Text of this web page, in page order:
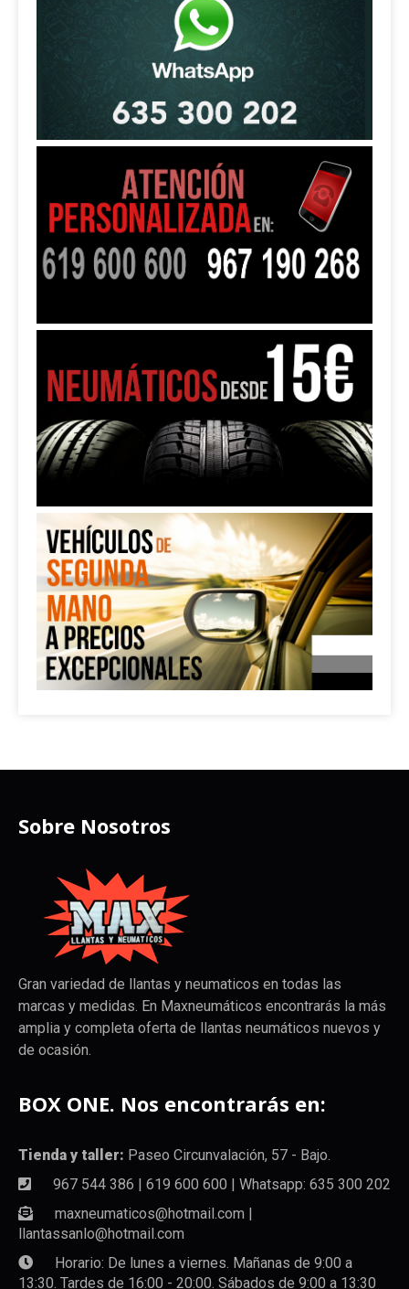
Sobre Nosotros
Gran variedad de llantas y neumaticos en todas las
marcas y medidas. En Maxneumáticos encontrarás la más
amplia y completa oferta de llantas neumáticos nuevos y
de ocasión.
BOX ONE. Nos encontrarás en:
Tienda y taller: Paseo Circunvalación, 57 - Bajo.
967 544 386 | 619 600 600 | Whatsapp: 635 300 202
maxneumaticos@hotmail.com |
llantassanlo@hotmail.com
Horario: De lunes a viernes. Mañanas de 9:00 a
13:30. Tardes de 16:00 - 20:00. Sábados de 9:00 a 13:30